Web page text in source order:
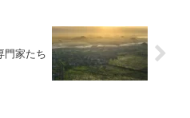
門家たち